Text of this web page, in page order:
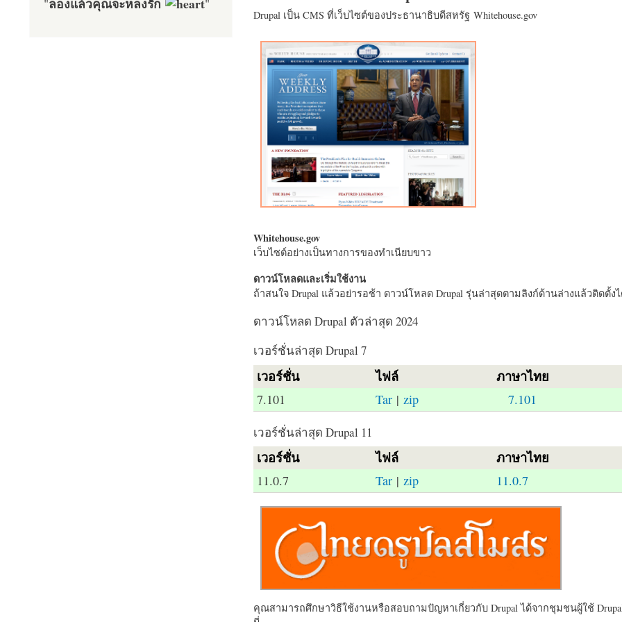
Drupal เป็น CMS ที่เว็บไซต์ของประธานาธิบดีสหรัฐ Whitehouse.gov
Whitehouse.gov
เว็บไซต์อย่างเป็นทางการของทำเนียบขาว
ดาวน์โหลดและเริ่มใช้งาน
ถ้าสนใจ Drupal แล้วอย่ารอช้า ดาวน์โหลด Drupal รุ่นล่าสุดตามลิงก์ด้านล่างแล้วติดตั้ง
ดาวน์โหลด Drupal ตัวล่าสุด 2024
เวอร์ชั่นล่าสุด Drupal 7
เวอร์ชั่น ไฟล์ ภาษาไทย
7.101 Tar| zip 7.101
เวอร์ชั่นล่าสุด Drupal 11
เวอร์ชั่น ไฟล์ ภาษาไทย
11.0.7 Tar| zip 11.0.7
คุณสามารถศึกษาวิธีใช้งานหรือสอบถามปัญหาเกี่ยวกับ Drupal ได้จากชุมชนผู้ใช้
"
"